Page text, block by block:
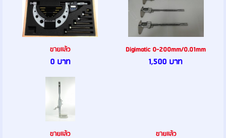
ขายเเล้ว
0 บาท
Digimatic 0-200mm/0.01mm
1,500 บาท
ขายเเล้ว ขายเเล้ว